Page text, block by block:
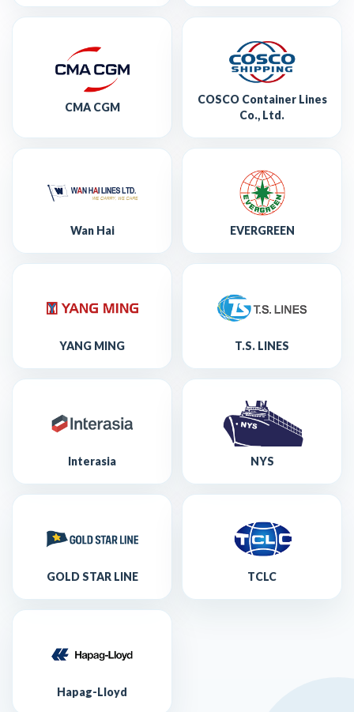
CMA CGM
COSCO Container Lines
Co., Ltd.
Wan Hai EVERGREEN
YANG MING T.S. LINES
Interasia NYS
GOLD STAR LINE TCLC
Hapag-Lloyd